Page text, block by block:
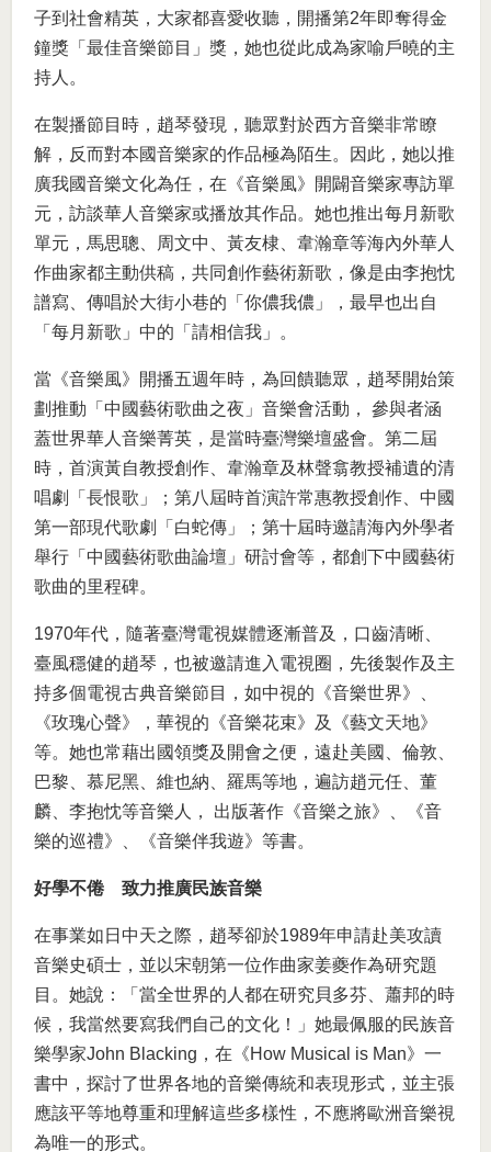
子到社會精英，大家都喜愛收聽，開播第2年即奪得金
鐘獎「最佳音樂節目」獎，她也從此成為家喻戶曉的主
持人。
在製播節目時，趙琴發現，聽眾對於西方音樂非常瞭
解，反而對本國音樂家的作品極為陌生。因此，她以推
廣我國音樂文化為任，在《音樂風》開闢音樂家專訪單
元，訪談華人音樂家或播放其作品。她也推出每月新歌
單元，馬思聰、周文中、黃友棣、韋瀚章等海內外華人
作曲家都主動供稿，共同創作藝術新歌，像是由李抱忱
譜寫、傳唱於大街小巷的「你儂我儂」，最早也出自
「每月新歌」中的「請相信我」。
當《音樂風》開播五週年時，為回饋聽眾，趙琴開始策
劃推動「中國藝術歌曲之夜」音樂會活動， 參與者涵
蓋世界華人音樂菁英，是當時臺灣樂壇盛會。第二屆
時，首演黃自教授創作、韋瀚章及林聲翕教授補遺的清
唱劇「長恨歌」；第八屆時首演許常惠教授創作、中國
第一部現代歌劇「白蛇傳」；第十屆時邀請海內外學者
舉行「中國藝術歌曲論壇」研討會等，都創下中國藝術
歌曲的里程碑。
1970年代，隨著臺灣電視媒體逐漸普及，口齒清晰、
臺風穩健的趙琴，也被邀請進入電視圈，先後製作及主
持多個電視古典音樂節目，如中視的《音樂世界》、
《玫瑰心聲》，華視的《音樂花束》及《藝文天地》
等。她也常藉出國領獎及開會之便，遠赴美國、倫敦、
巴黎、慕尼黑、維也納、羅馬等地，遍訪趙元任、董
麟、李抱忱等音樂人， 出版著作《音樂之旅》、《音
樂的巡禮》、《音樂伴我遊》等書。
好學不倦 致力推廣民族音樂
在事業如日中天之際，趙琴卻於1989年申請赴美攻讀
音樂史碩士，並以宋朝第一位作曲家姜夔作為研究題
目。她說：「當全世界的人都在研究貝多芬、蕭邦的時
候，我當然要寫我們自己的文化！」她最佩服的民族音
樂學家John Blacking，在《How Musical is Man》一
書中，探討了世界各地的音樂傳統和表現形式，並主張
應該平等地尊重和理解這些多樣性，不應將歐洲音樂視
為唯一的形式。